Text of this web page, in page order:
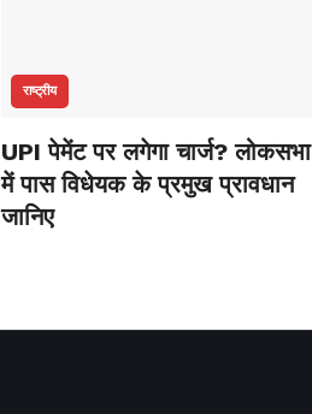
राष्ट्रीय
UPI पेमेंट पर लगेगा चार्ज? लोकसभा
में पास विधेयक के प्रमुख प्रावधान
जानिए